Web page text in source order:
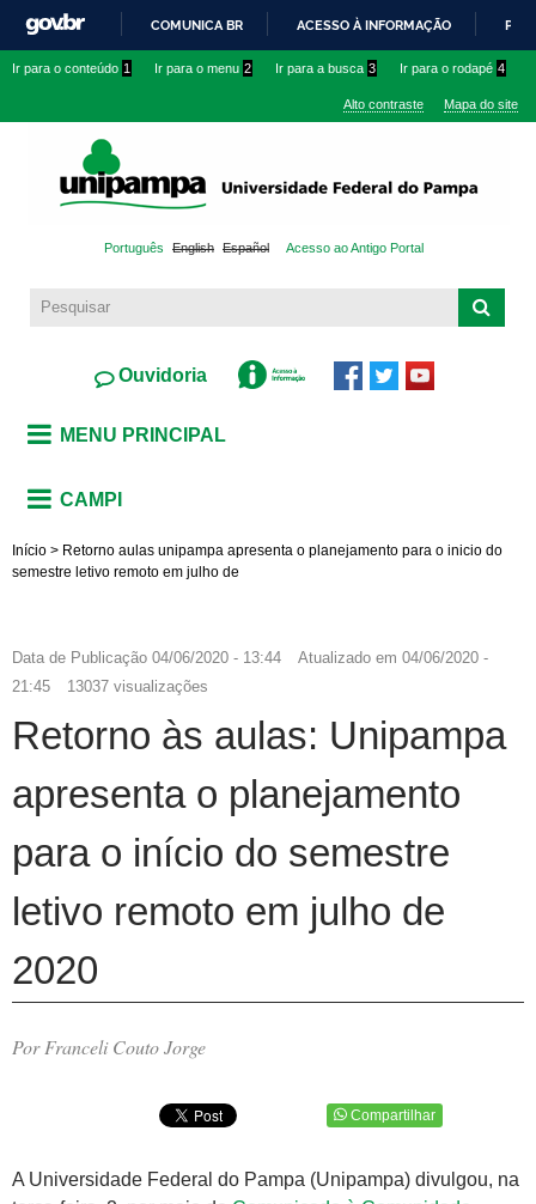
conteúdo
IR
O
COMUNICA BR ACESSO À INFORMAÇÃO
Ir para o conteúdo 1 Ir para o menu 2 Ir para a busca 3 Ir para o rodapé 4
Alto contraste Mapa do site
Português English Español Acesso ao Antigo Portal
Ouvidoria
MENU PRINCIPAL
CAMPI
Início > Retorno aulas unipampa apresenta o planejamento para o inicio do
semestre letivo remoto em julho de
Data de Publicação 04/06/2020 - 13:44 Atualizado em 04/06/2020 -
21:45
13037 visualizações
Retorno às aulas: Unipampa
apresenta o planejamento
para o início do semestre
letivo remoto em julho de
2020
Por Franceli Couto Jorge
Compartilhar
A Universidade Federal do Pampa (Unipampa) divulgou, na